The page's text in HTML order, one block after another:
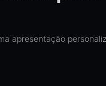
apresentação